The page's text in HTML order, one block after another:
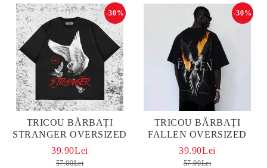
TRICOU BĂRBAȚI
STRANGER OVERSIZED
-30%
39.90Lei
57.00Lei
TRICOU BĂRBAȚI
FALLEN OVERSIZED
-30%
39.90Lei
57.00Lei